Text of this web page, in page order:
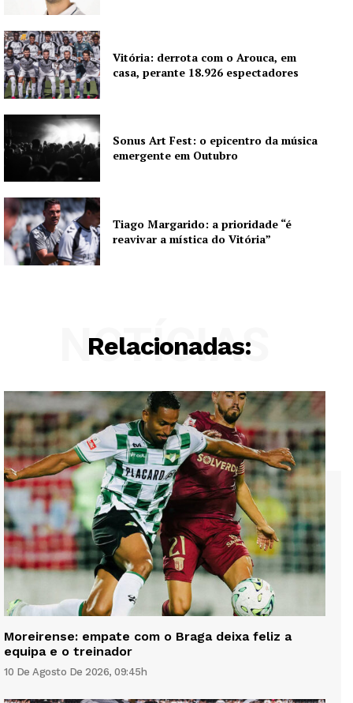
Vitória: derrota com o Arouca, em
casa, perante 18.926 espectadores
Sonus Art Fest: o epicentro da música
emergente em Outubro
Tiago Margarido: a prioridade “é
reavivar a mística do Vitória”
Relacionadas:
NOTÍCIAS
Moreirense: empate com o Braga deixa feliz a
equipa e o treinador
10 De Agosto De 2026, 09:45h